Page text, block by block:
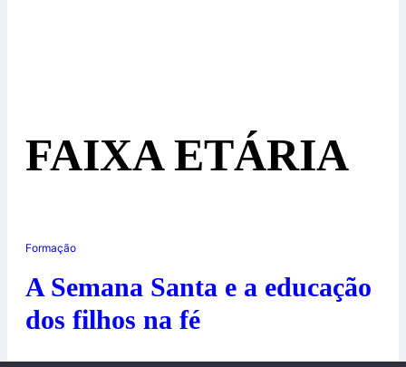
FAIXA ETÁRIA
Formação
A Semana Santa e a educação
dos filhos na fé